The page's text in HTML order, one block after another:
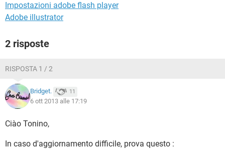
Impostazioni adobe flash player
Adobe illustrator
2 risposte
RISPOSTA 1 / 2
Bridget. 11
6 ott 2013 alle 17:19
Ciào Tonino,
In caso d'aggiornamento difficile, prova questo :